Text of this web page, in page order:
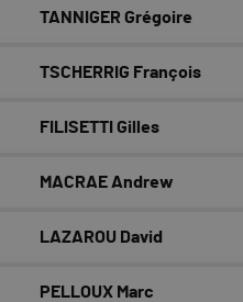
TANNIGER Grégoire
TSCHERRIG François
FILISETTI Gilles
MACRAE Andrew
LAZAROU David
PELLOUX Marc